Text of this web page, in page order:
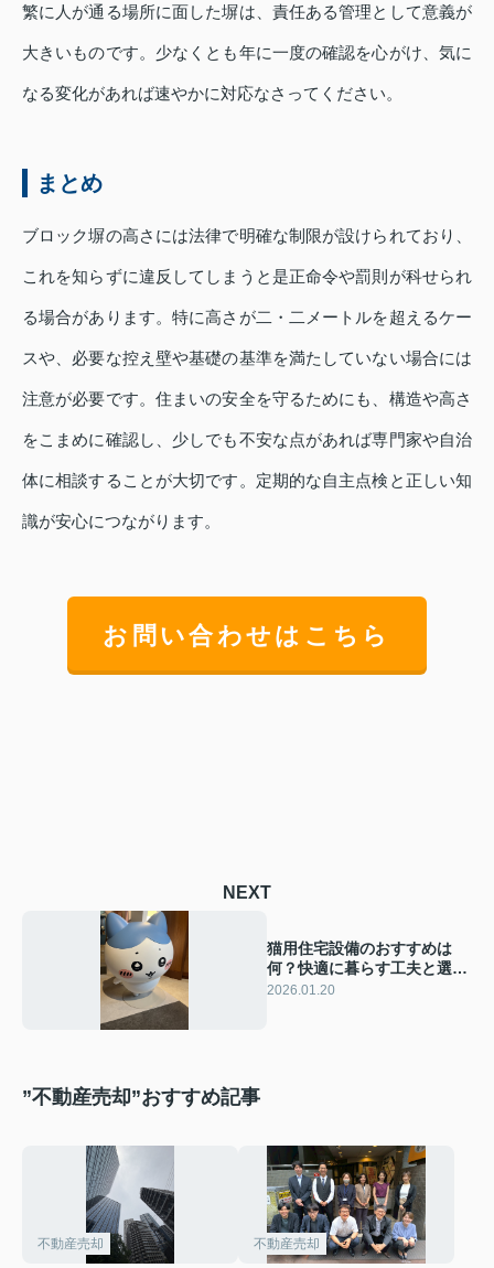
繁に人が通る場所に面した塀は、責任ある管理として意義が
大きいものです。少なくとも年に一度の確認を心がけ、気に
なる変化があれば速やかに対応なさってください。
まとめ
ブロック塀の高さには法律で明確な制限が設けられており、
これを知らずに違反してしまうと是正命令や罰則が科せられ
る場合があります。特に高さが二・二メートルを超えるケー
スや、必要な控え壁や基礎の基準を満たしていない場合には
注意が必要です。住まいの安全を守るためにも、構造や高さ
をこまめに確認し、少しでも不安な点があれば専門家や自治
体に相談することが大切です。定期的な自主点検と正しい知
識が安心につながります。
お問い合わせはこちら
NEXT
猫用住宅設備のおすすめは
何？快適に暮らす工夫と選び
方をご紹介
2026.01.20
”不動産売却”おすすめ記事
不動産売却 不動産売却